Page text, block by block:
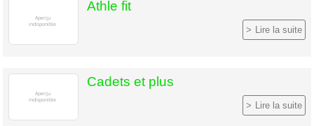
Athle fit
Lire la suite
Cadets et plus
Lire la suite